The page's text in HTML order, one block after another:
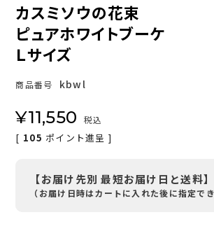
カスミソウの花束
ピュアホワイトブーケ
Ｌサイズ
商品番号 kbwl
¥11,550 税込
[ 105 ポイント進呈 ]
【お届け先別 最短お届け日と送料】
（お届け日時はカートに入れた後に指定でき